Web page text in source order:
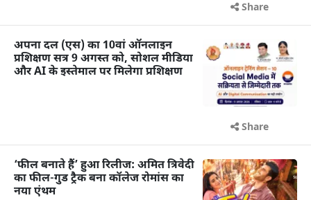
Share
अपना दल (एस) का 10वां ऑनलाइन
प्रशिक्षण सत्र 9 अगस्त को, सोशल मीडिया
और AI के इस्तेमाल पर मिलेगा प्रशिक्षण
Share
‘फील बनाते हैं’ हुआ रिलीज: अमित त्रिवेदी
का फील-गुड ट्रैक बना कॉलेज रोमांस का
नया एंथम